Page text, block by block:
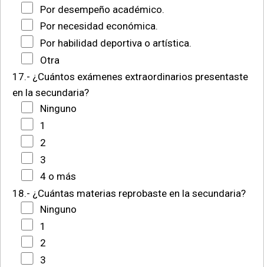
Por desempeño académico.
Por necesidad económica.
Por habilidad deportiva o artística.
Otra
17.- ¿Cuántos exámenes extraordinarios presentaste
en la secundaria?
Ninguno
1
2
3
4 o más
18.- ¿Cuántas materias reprobaste en la secundaria?
Ninguno
1
2
3